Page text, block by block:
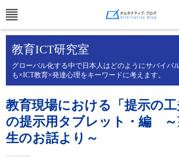
教育ICT研究室
グローバル化する中で日本人はどのようにサバイバ
も×ICT教育×発達心理をキーワードに考えます。
教育現場における「提示の
の提示用タブレット・編 ～
生のお話より～